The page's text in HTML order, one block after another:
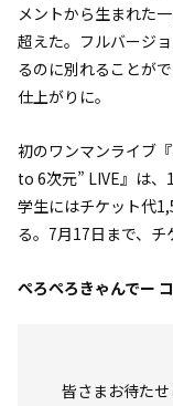
メントから生まれた
超えた。フルバージ
るのに別れることが
仕上がりに。
初のワンマンライブ
to 6次元” LIVE』は、
学生にはチケット代
る。7月17日まで、チ
ぺろぺろきゃんでー
皆さまお待た